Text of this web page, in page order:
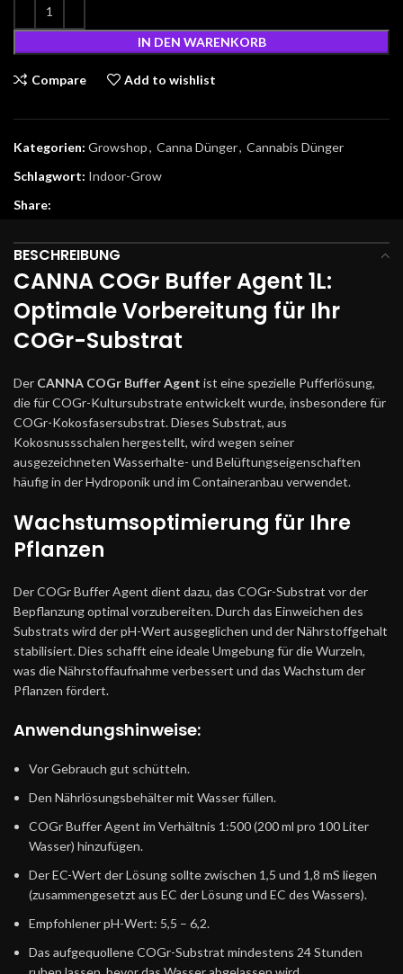
IN DEN WARENKORB
Compare Add to wishlist
Kategorien: Growshop, Canna Dünger, Cannabis Dünger
Schlagwort: Indoor-Grow
Share:
BESCHREIBUNG
CANNA COGr Buffer Agent 1L:
Optimale Vorbereitung für Ihr
COGr-Substrat
Der CANNA COGr Buffer Agent ist eine spezielle Pufferlösung,
die für COGr-Kultursubstrate entwickelt wurde, insbesondere für
COGr-Kokosfasersubstrat. Dieses Substrat, aus
Kokosnussschalen hergestellt, wird wegen seiner
ausgezeichneten Wasserhalte- und Belüftungseigenschaften
häufig in der Hydroponik und im Containeranbau verwendet.
Wachstumsoptimierung für Ihre
Pflanzen
Der COGr Buffer Agent dient dazu, das COGr-Substrat vor der
Bepflanzung optimal vorzubereiten. Durch das Einweichen des
Substrats wird der pH-Wert ausgeglichen und der Nährstoffgehalt
stabilisiert. Dies schafft eine ideale Umgebung für die Wurzeln,
was die Nährstoffaufnahme verbessert und das Wachstum der
Pflanzen fördert.
Anwendungshinweise:
Vor Gebrauch gut schütteln.
Den Nährlösungsbehälter mit Wasser füllen.
COGr Buffer Agent im Verhältnis 1:500 (200 ml pro 100 Liter
Wasser) hinzufügen.
Der EC-Wert der Lösung sollte zwischen 1,5 und 1,8 mS liegen
(zusammengesetzt aus EC der Lösung und EC des Wassers).
Empfohlener pH-Wert: 5,5 – 6,2.
Das aufgequollene COGr-Substrat mindestens 24 Stunden